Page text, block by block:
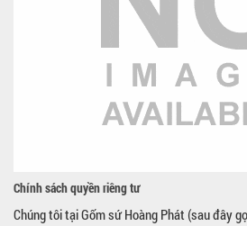
Chính sách quyền riêng tư
Chúng tôi tại Gốm sứ Hoàng Phát (sau đây